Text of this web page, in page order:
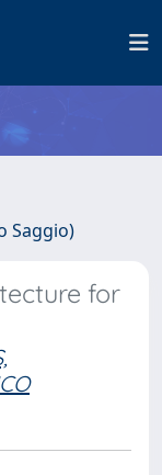
Saggio)
for